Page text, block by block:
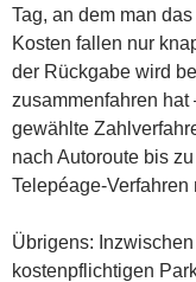
Tag, an dem man
Kosten fallen nur
der Rückgabe wird
zusammenfahren
gewählte
nach Autoroute bis
Telepéage-Verfahren
Übrigens:
kostenpflichtigen